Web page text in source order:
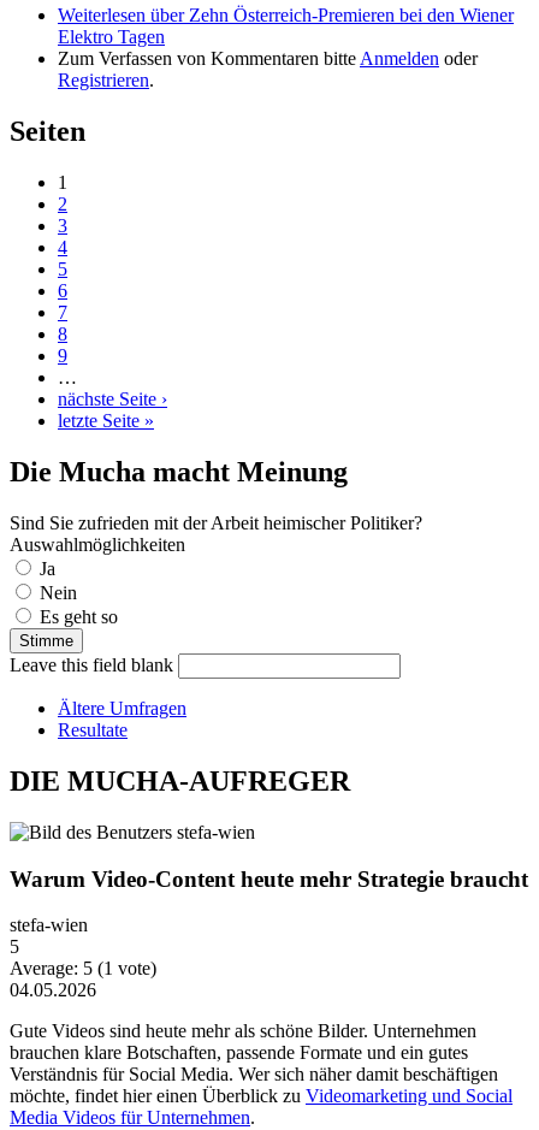
Weiterlesen über Zehn Österreich-Premieren bei den Wiener
Elektro Tagen
Zum Verfassen von Kommentaren bitte Anmelden oder
Registrieren.
Seiten
1
2
3
4
5
6
7
8
9
…
nächste Seite ›
letzte Seite »
Die Mucha macht Meinung
Sind Sie zufrieden mit der Arbeit heimischer Politiker?
Auswahlmöglichkeiten
Ja
Nein
Es geht so
Leave this field blank
Ältere Umfragen
Resultate
DIE MUCHA-AUFREGER
Warum Video-Content heute mehr Strategie braucht
stefa-wien
5
Average: 5 (1 vote)
04.05.2026
Gute Videos sind heute mehr als schöne Bilder. Unternehmen
brauchen klare Botschaften, passende Formate und ein gutes
Verständnis für Social Media. Wer sich näher damit beschäftigen
möchte, findet hier einen Überblick zu Videomarketing und Social
Media Videos für Unternehmen.